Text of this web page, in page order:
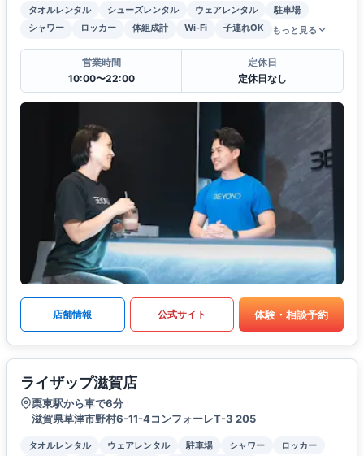
タオルレンタル シューズレンタル ウェアレンタル
駐車場
シャワー
ロッカー 体組成計 Wi-Fi 子連れOK もっと見る
営業時間
10:00〜22:00
定休日
定休日なし
店舗情報 公式サイト 体験・相談予約
ライザップ滋賀店
栗東駅から車で6分
滋賀県草津市野村6-11-4コンフォーレT-3 205
タオルレンタル ウェアレンタル 駐車場 シャワー
ロッカー